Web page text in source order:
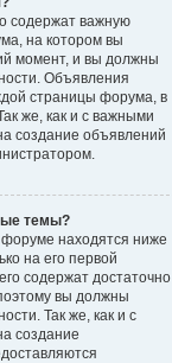
содержат важную
на котором вы
момент, и вы должны
Объявления
страницы форума, в
же, как и с важными
создание объявлений
темы?
находятся ниже
на его первой
содержат достаточно
вы должны
Так же, как и с
создание